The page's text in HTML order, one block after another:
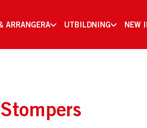
ARRANGERA UTBILDNING NEW